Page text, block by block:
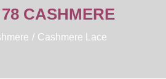
CASHMERE
Cashmere Lace